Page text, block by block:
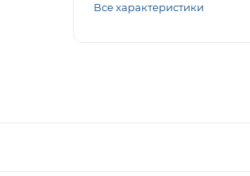
Все характеристики